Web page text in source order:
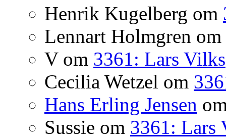
Henrik Kugelberg om
Lennart Holmgren om
Vom 3361: Lars Vilks
Cecilia Wetzel om
Hans Erling Jensen
Sussie om 3361: Lars